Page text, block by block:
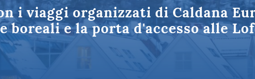
Tutte le destinazioni in Italia Puglia
i viaggi organizzati di Caldana
boreali e la porta d'accesso alle